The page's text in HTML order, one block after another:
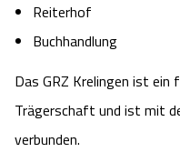
Reiterhof
Buchhandlung
Das GRZ Krelingen ist
Trägerschaft und ist mit
verbunden.